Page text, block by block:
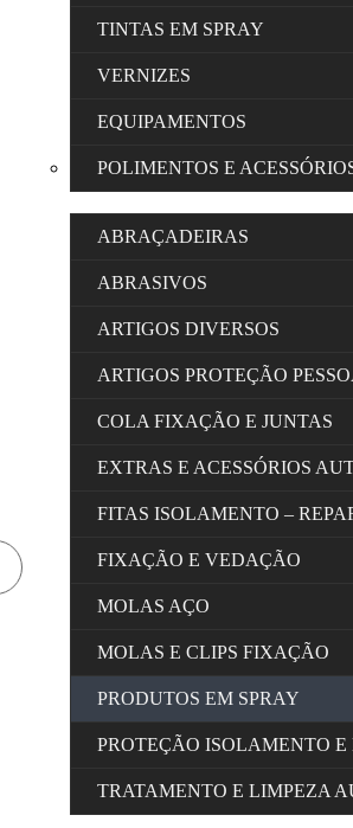
TINTAS EM SPRAY
VERNIZES
EQUIPAMENTOS
POLIMENTOS E
ABRAÇADEIRAS
ABRASIVOS
ARTIGOS DIVERSOS
ARTIGOS PROTEÇÃO
COLA FIXAÇÃO E JUNTAS
EXTRAS E ACESSÓRIOS
FITAS ISOLAMENTO –
FIXAÇÃO E VEDAÇÃO
MOLAS AÇO
MOLAS E CLIPS FIXAÇÃO
PRODUTOS EM SPRAY
PROTEÇÃO ISOLAMENTO
TRATAMENTO E LIMPEZA